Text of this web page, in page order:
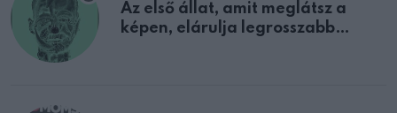
Az első állat, amit meglátsz a
képen, elárulja legrosszabb